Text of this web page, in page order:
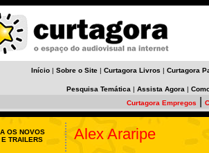
Início | Sobre o Site | Curtagora Livros | Curtagora
Pesquisa Temática | Assista Agora |
Curtagora Empregos
OS NOVOS
TRAILERS
Alex Araripe